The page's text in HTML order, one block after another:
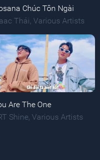
Chúc Tôn Ngài
Thái, Various Artists
Are The One
Shine, Various Artists